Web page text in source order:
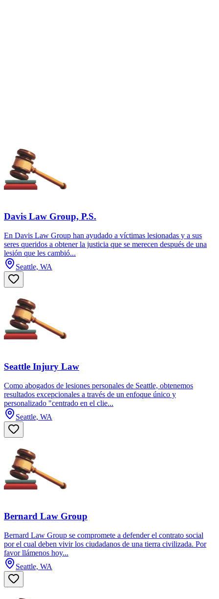
Davis Law Group, P.S.
En Davis Law Group han ayudado a víctimas lesionadas y a sus
seres queridos a obtener la justicia que se merecen después de una
lesión que les cambió...
Seattle, WA
Seattle Injury Law
Como abogados de lesiones personales de Seattle, obtenemos
resultados excepcionales a través de un enfoque único y
personalizado "centrado en el clie...
Seattle, WA
Bernard Law Group
Bernard Law Group se compromete a defender el contrato social
por el cual deben vivir los ciudadanos de una tierra civilizada. Por
favor llámenos hoy...
Seattle, WA